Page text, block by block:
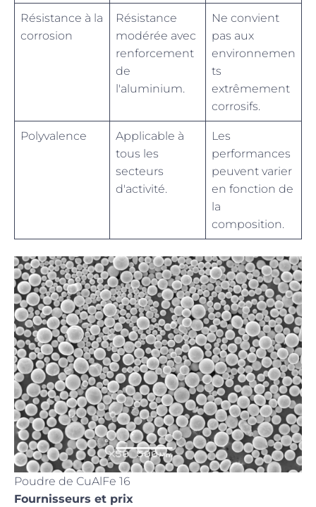
Résistance à la
corrosion
Résistance
modérée avec
renforcement
de
l'aluminium.
Ne convient
pas aux
environnemen
ts
extrêmement
corrosifs.
Polyvalence
Applicable à
tous les
secteurs
d'activité.
Les
performances
peuvent varier
en fonction de
la
composition.
Poudre de CuAlFe 16
Fournisseurs et prix